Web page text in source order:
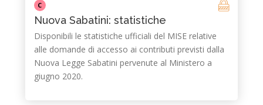
C
Nuova Sabatini: statistiche
Disponibili le statistiche ufficiali del MISE relative
alle domande di accesso ai contributi previsti dalla
Nuova Legge Sabatini pervenute al Ministero a
giugno 2020.